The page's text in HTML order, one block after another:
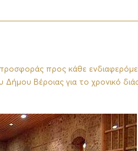
προς κάθε
Βέροιας για το χρονικό